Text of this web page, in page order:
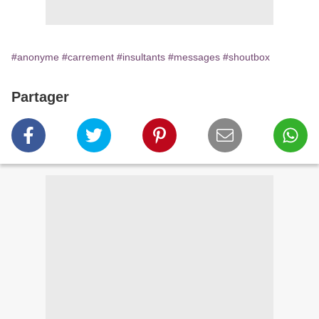
#anonyme #carrement #insultants #messages #shoutbox
Partager